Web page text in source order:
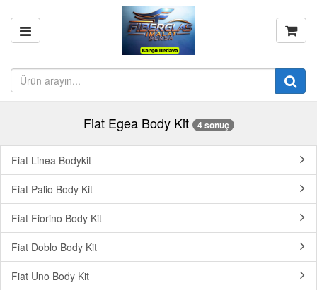
Fiat Egea Body Kit 4 sonuç
Fiat Linea Bodykit
Fiat Palio Body Kit
Fiat Fiorino Body Kit
Fiat Doblo Body Kit
Fiat Uno Body Kit